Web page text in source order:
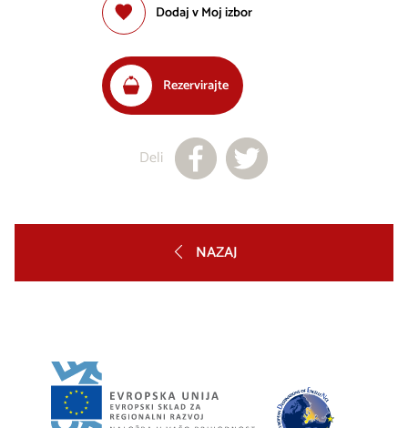
Dodaj v Moj izbor
Rezervirajte
Deli
NAZAJ